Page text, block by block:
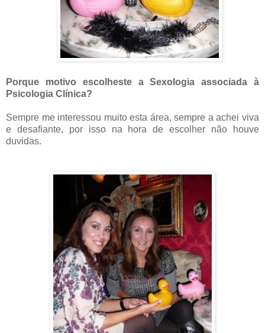
Porque motivo escolheste a Sexologia associada à
Psicologia Clínica?
Sempre me interessou muito esta área, sempre a achei viva
e desafiante, por isso na hora de escolher não houve
duvidas.